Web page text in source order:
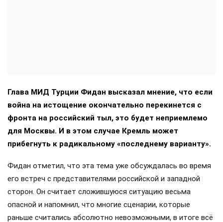
Глава МИД Турции Фидан высказал мнение, что если
война на истощение окончательно перекинется с
фронта на российский тыл, это будет неприемлемо
для Москвы. И в этом случае Кремль может
прибегнуть к радикальному «последнему варианту».
Фидан отметил, что эта тема уже обсуждалась во время
его встреч с представителями российской и западной
сторон. Он считает сложившуюся ситуацию весьма
опасной и напомнил, что многие сценарии, которые
раньше считались абсолютно невозможными, в итоге всё